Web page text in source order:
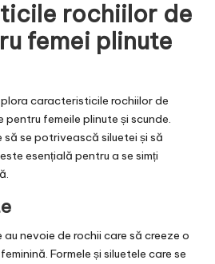
rochiilor de
femei plinute
caracteristicile rochiilor de
femeile plinute și scunde.
să se potrivească siluetei și să
esențială pentru a se simți
au nevoie de rochii care să creeze o
Formele și siluetele care se